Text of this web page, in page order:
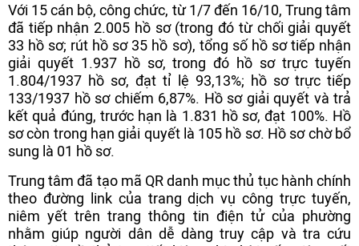
Với 15 cán bộ, công chức, từ 1/7 đến 16/10, Trung tâm
đã tiếp nhận 2.005 hồ sơ (trong đó từ chối giải quyết
33 hồ sơ; rút hồ sơ 35 hồ sơ), tổng số hồ sơ tiếp nhận
giải quyết 1.937 hồ sơ, trong đó hồ sơ trực tuyến
1.804/1937 hồ sơ, đạt tỉ lệ 93,13%; hồ sơ trực tiếp
133/1937 hồ sơ chiếm 6,87%. Hồ sơ giải quyết và trả
kết quả đúng, trước hạn là 1.831 hồ sơ, đạt 100%. Hồ
sơ còn trong hạn giải quyết là 105 hồ sơ. Hồ sơ chờ bổ
sung là 01 hồ sơ.
Trung tâm đã tạo mã QR danh mục thủ tục hành chính
theo đường link của trang dịch vụ công trực tuyến,
niêm yết trên trang thông tin điện tử của phường
nhằm giúp người dân dễ dàng truy cập và tra cứu